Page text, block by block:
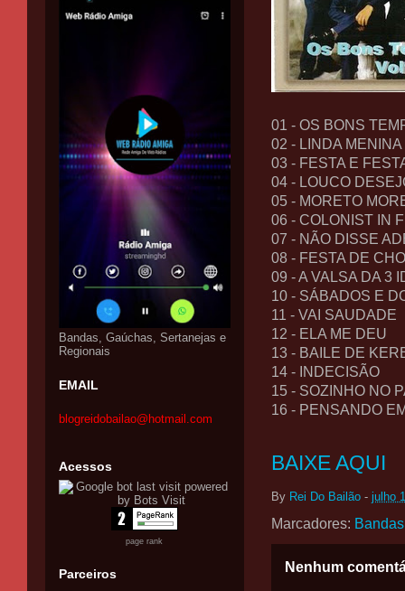
01 - OS BONS
02 - LINDA MENINA
03 - FESTA E
04 - LOUCO
05 - MORETO
06 - COLONIST IN
07 - NÃO DISSE
08 - FESTA DE
09 - A VALSA DA 3
10 - SÁBADOS E
11 - VAI SAUDADE
12 - ELA ME DEU
13 - BAILE DE
14 - INDECISÃO
15 - SOZINHO NO
16 - PENSANDO
BAIXE AQUI
By Rei Do Bailão - julho
Marcadores: Bandas
Nenhum
Bandas, Gaúchas, Sertanejas e
Regionais
EMAIL
blogreidobailao@hotmail.com
Acessos
page rank
Parceiros